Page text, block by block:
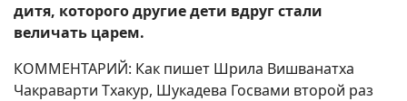
дитя, которого другие дети вдруг стали
величать царем.
КОММЕНТАРИЙ: Как пишет Шрила Вишванатха
Чакраварти Тхакур, Шукадева Госвами второй раз